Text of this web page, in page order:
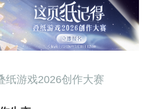
纸游戏2026创作大赛